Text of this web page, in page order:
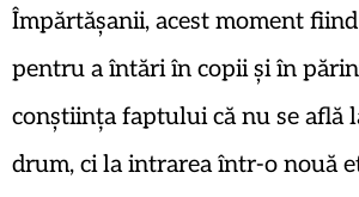
Împărtășanii, acest moment
pentru a întări în copii și în
conștiința faptului că nu se află
drum, ci la intrarea într-o nouă